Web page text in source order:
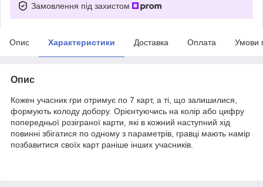
Замовлення під захистом
Опис Характеристики Доставка Оплата Умови
Опис
Кожен учасник гри отримує по 7 карт, а ті, що залишилися,
формують колоду добору. Орієнтуючись на колір або цифру
попередньої розіграної карти, які в кожний наступний хід
повинні збігатися по одному з параметрів, гравці мають намір
позбавитися своїх карт раніше інших учасників.